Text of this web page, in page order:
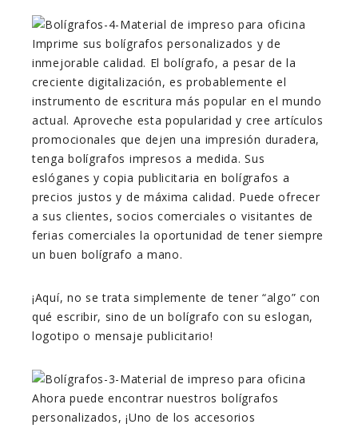
Imprime sus bolígrafos personalizados y de
inmejorable calidad. El bolígrafo, a pesar de la
creciente digitalización, es probablemente el
instrumento de escritura más popular en el mundo
actual. Aproveche esta popularidad y cree artículos
promocionales que dejen una impresión duradera,
tenga bolígrafos impresos a medida. Sus
eslóganes y copia publicitaria en bolígrafos a
precios justos y de máxima calidad. Puede ofrecer
a sus clientes, socios comerciales o visitantes de
ferias comerciales la oportunidad de tener siempre
un buen bolígrafo a mano.
¡Aquí, no se trata simplemente de tener “algo” con
qué escribir, sino de un bolígrafo con su eslogan,
logotipo o mensaje publicitario!
Ahora puede encontrar nuestros bolígrafos
personalizados, ¡Uno de los accesorios